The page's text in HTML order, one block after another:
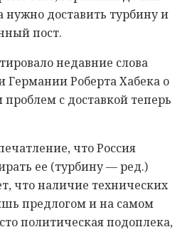
нужно доставить турбину и
пост.
недавние слова
Роберта Хабека о
с доставкой теперь
что Россия
ее (турбину — ред.)
что наличие технических
предлогом и на самом
политическая подоплека,